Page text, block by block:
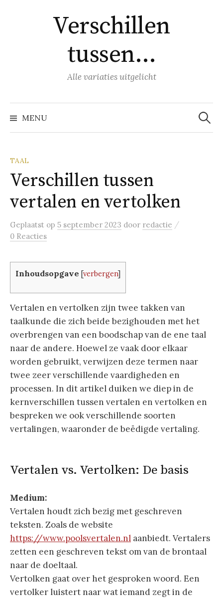
Verschillen
tussen…
Alle variaties uitgelicht
MENU
Zoeken
naar:
TAAL
Verschillen tussen
vertalen en vertolken
Geplaatst op 5 september 2023 door redactie /
0 Reacties
Inhoudsopgave [verbergen]
Vertalen en vertolken zijn twee takken van
taalkunde die zich beide bezighouden met het
overbrengen van een boodschap van de ene taal
naar de andere. Hoewel ze vaak door elkaar
worden gebruikt, verwijzen deze termen naar
twee zeer verschillende vaardigheden en
processen. In dit artikel duiken we diep in de
kernverschillen tussen vertalen en vertolken en
bespreken we ook verschillende soorten
vertalingen, waaronder de beëdigde vertaling.
Vertalen vs. Vertolken: De basis
Medium:
Vertalen houdt zich bezig met geschreven
teksten. Zoals de website
https://www.poolsvertalen.nl aanbiedt. Vertalers
zetten een geschreven tekst om van de brontaal
naar de doeltaal.
Vertolken gaat over het gesproken woord. Een
vertolker luistert naar wat iemand zegt in de